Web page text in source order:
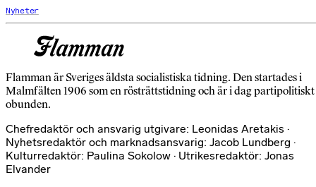
Nyheter
Flamman är Sveriges äldsta socialistiska tidning. Den startades i
Malmfälten 1906 som en rösträttstidning och är i dag partipolitiskt
obunden.
Chefredaktör och ansvarig utgivare: Leonidas Aretakis ·
Nyhetsredaktör och marknadsansvarig: Jacob Lundberg ·
Kulturredaktör: Paulina Sokolow · Utrikesredaktör: Jonas
Elvander